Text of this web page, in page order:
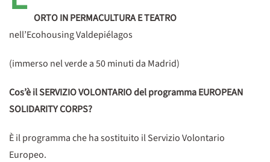
ORTO IN PERMACULTURA E TEATRO
nell’Ecohousing Valdepiélagos
(immerso nel verde a 50 minuti da Madrid)
Cos’è il SERVIZIO VOLONTARIO del programma EUROPEAN
SOLIDARITY CORPS?
È il programma che ha sostituito il Servizio Volontario
Europeo.